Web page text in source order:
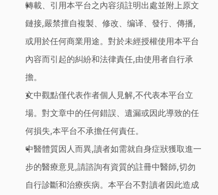
轉載、引用本平台之內容須註明出處並附上原文
鏈接,嚴禁擅自複製、修改、编译、發行、傳播,
或用於任何商業用途。對於未經授權使用本平台
內容而引起的糾紛和法律責任,由使用者自行承
擔。
文中觀點僅代表作者個人見解,不代表本平台立
場。對文章中的任何錯誤、遺漏或因此導致的任
何損失,本平台不承擔任何責任。
中醫體質因人而異,讀者如需就自身症狀獲取進一
步的醫療意見,請諮詢有資質的註冊中醫師,切勿
自行診斷和治療疾病。本平台不對讀者因此造成